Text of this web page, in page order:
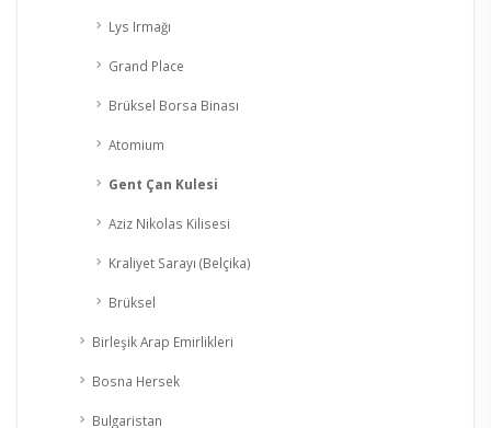
Lys Irmağı
Grand Place
Brüksel Borsa Binası
Atomium
Gent Çan Kulesi
Aziz Nikolas Kilisesi
Kraliyet Sarayı (Belçika)
Brüksel
Birleşik Arap Emirlikleri
Bosna Hersek
Bulgaristan